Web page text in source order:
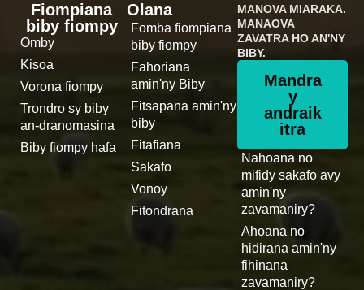
Fiompiana
biby fiompy
Omby
Kisoa
Vorona fiompy
Trondro sy biby
an-dranomasina
Biby fiompy hafa
Olana
Fomba fiompiana
biby fiompy
Fahoriana
amin'ny Biby
Fitsapana amin'ny
biby
Fitafiana
Sakafo
Vonoy
Fitondrana
MANOVA MIARAKA.
MANAOVA
ZAVATRA HO AN'NY
BIBY.
Mandra
y
andraik
itra
Nahoana no
mifidy sakafo avy
amin'ny
zavamaniry?
Ahoana no
hidirana amin'ny
fihinana
zavamaniry?